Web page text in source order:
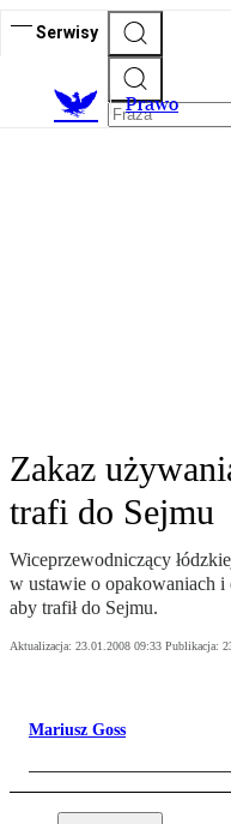
Serwisy
Prawo
Zakaz
trafi do Sejmu
Wiceprzewodniczący
w ustawie o opakowaniach
aby trafił do Sejmu.
Aktualizacja: 23.01.2008 09:33 Publikacja:
Mariusz Goss